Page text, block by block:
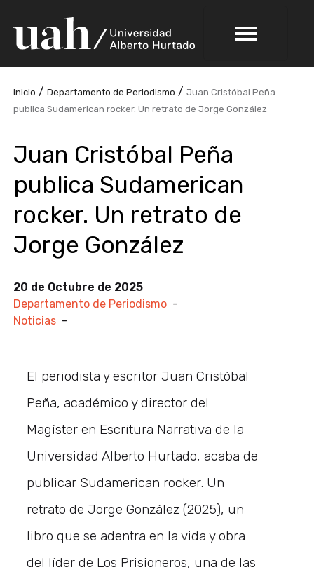
Inicio /Departamento de Periodismo /Juan Cristóbal Peña
publica Sudamerican rocker. Un retrato de Jorge González
Juan Cristóbal Peña
publica Sudamerican
rocker. Un retrato de
Jorge González
20 de Octubre de 2025
Departamento de Periodismo -
Noticias -
El periodista y escritor Juan Cristóbal
Peña, académico y director del
Magíster en Escritura Narrativa de la
Universidad Alberto Hurtado, acaba de
publicar Sudamerican rocker. Un
retrato de Jorge González (2025), un
libro que se adentra en la vida y obra
del líder de Los Prisioneros, una de las